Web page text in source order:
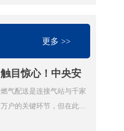
更多 >>
触目惊心！中央安
全生产考核巡查组
暗访云南：液化气
燃气配送是连接气站与千家
万户的关键环节，但在此次